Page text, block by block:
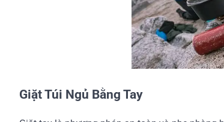
Giặt Túi Ngủ Bằng Tay